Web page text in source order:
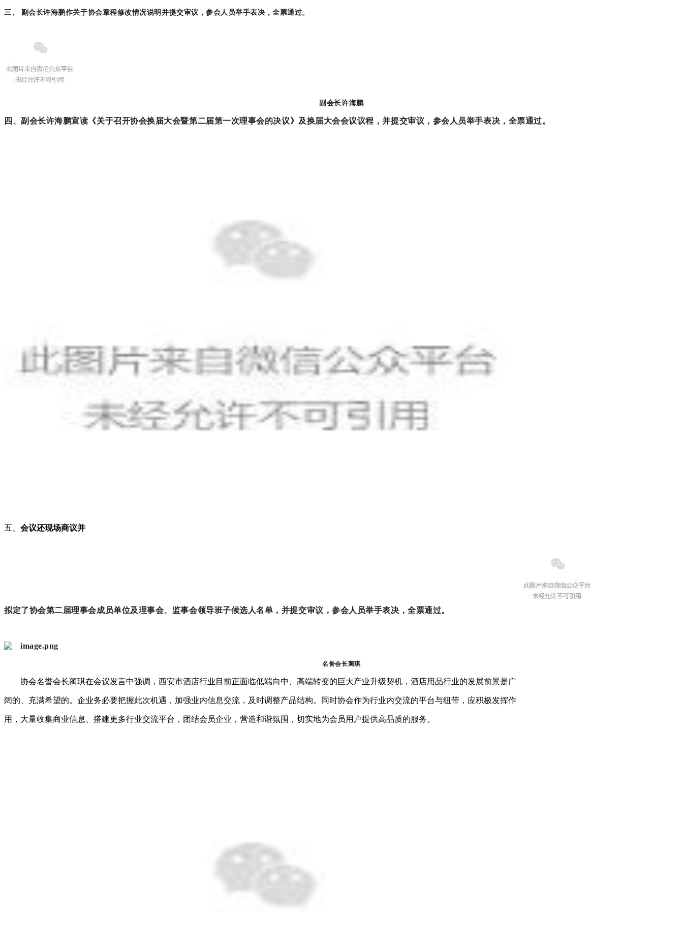
三、 副会长许海鹏作关于协会章程修改情况说明 并提交审议，参会人员举手表决，全票通过。
副会长许海鹏
四、副会长许海鹏宣读 《关于召开协会换届大会暨第二届第一次理事会的决议》及换届大会会议议程，并提交审议，参会人员举手表决，全票通过。
五 会议还现场商议并
拟定了协会第二届理事会成员单位及理事会、监事会领导班子候选人名单，并提交审议，参会人员举手表决，全票通过。
名誉会长蔺琪
协会名誉会长蔺琪在会议发言中强调，西安市酒店行业目前正面临低端向中、高端转变的巨大产业升级契机，酒店用品行业的发展前景是广
阔的、充满希望的。企业务必要把握此次机遇，加强业内信息交流，及时调整产品结构。同时协会作为行业内交流的平台与纽带，应积极发挥作
用，大量收集商业信息、搭建更多行业交流平台，团结会员企业，营造和谐氛围，切实地为会员用户提供高品质的服务。